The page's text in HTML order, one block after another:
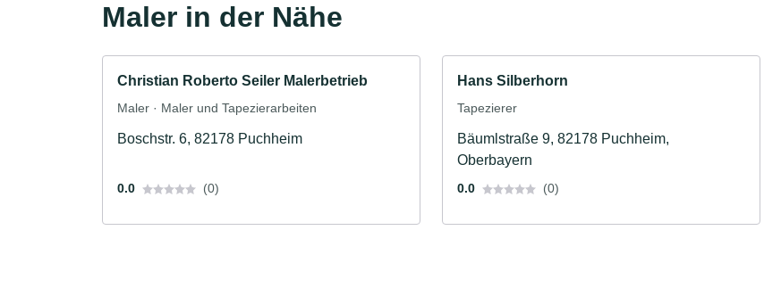
Maler in der Nähe
Christian Roberto Seiler Malerbetrieb
Maler · Maler und Tapezierarbeiten
Boschstr. 6, 82178 Puchheim
0.0 (0)
Hans Silberhorn
Tapezierer
Bäumlstraße 9, 82178 Puchheim,
Oberbayern
0.0 (0)